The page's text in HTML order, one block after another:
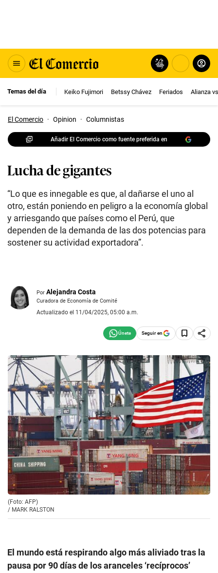
Temas del día Keiko Fujimori Betssy Chávez Feriados Alianza
El Comercio · Opinion · Columnistas
Añadir El Comercio como fuente preferida en
Lucha de gigantes
“Lo que es innegable es que, al dañarse el uno al
otro, están poniendo en peligro a la economía global
y arriesgando que países como el Perú, que
dependen de la demanda de las dos potencias para
sostener su actividad exportadora”.
Por Alejandra Costa
Curadora de Economía de Comité
Actualizado el 11/04/2025, 05:00 a.m.
Seguir en
(Foto: AFP)
/ MARK RALSTON
El mundo está respirando algo más aliviado tras la
pausa por 90 días de los aranceles ‘recíprocos’